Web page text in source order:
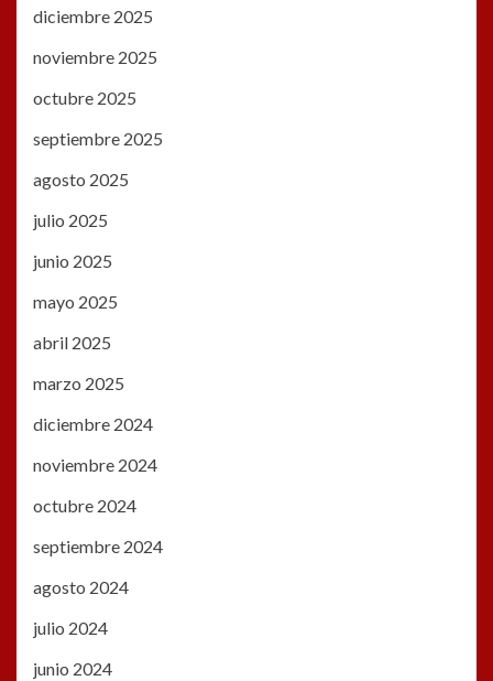
diciembre 2025
noviembre 2025
octubre 2025
septiembre 2025
agosto 2025
julio 2025
junio 2025
mayo 2025
abril 2025
marzo 2025
diciembre 2024
noviembre 2024
octubre 2024
septiembre 2024
agosto 2024
julio 2024
junio 2024